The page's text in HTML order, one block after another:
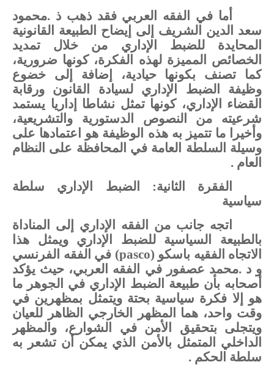
أما في الفقه العربي فقد ذهب ذ .محمود
سعد الدين الشريف إلى إيضاح الطبيعة القانونية
المحايدة
للضبط الإداري من
خلال تمديد
الخصائص المميزة لهذه الفكرة، كونها ضرورية،
كما
تصنف بكونها حيادية، إضافة إلى
خضوع
وظيفة
الضبط الإداري لسيادة القانون ورقابة
القضاء
الإداري، كونها تمثل نشاطا إداريا يستمد
شرعيته
من النصوص الدستورية
والتشريعية،
وأخيرا
ما تتميز به هذه الوظيفة هو اعتمادها على
وسيلة السلطة العامة في المحافظة على النظام
العام .
الفقرة الثانية:
الضبط الإداري
سلطة
سياسية
اتجه جانب من الفقه الإداري إلى
المناداة
بالطبيعة
السياسية للضبط الإداري ويمثل
هذا
الاتجاه الفقيه باسكو (pasco) في الفقه الفرنسي
و د .محمد عصفور في الفقه العربي، حيث يؤكد
أصحابه بأن طبيعة الضبط الإداري في الجوهر ما
هو
إلا فكرة سياسية بحتة ويتمثل بمظهرين في
وقت واحد، هما المظهر الخارجي الظاهر للعيان
ويتجلى بتحقيق الأمن في الشوارع، والمظهر
الداخلي
المتمثل بالأمن الذي يمكن أن تشعر
به
سلطة الحكم .